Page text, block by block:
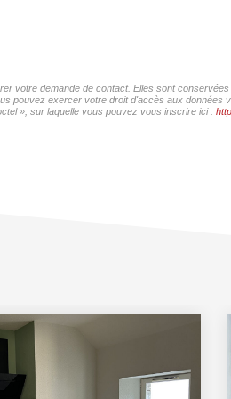
votre demande de contact. Elles sont
pouvez exercer votre droit d'accès aux
», sur laquelle vous pouvez vous inscrire ici :